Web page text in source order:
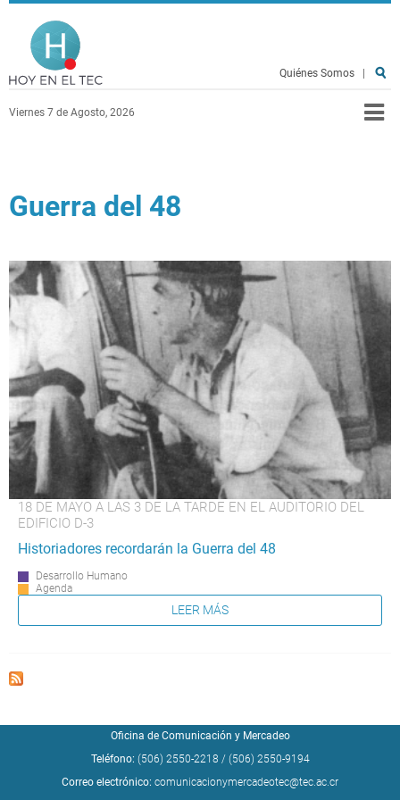
Pasar al contenido principal
Viernes 7 de Agosto, 2026
Quiénes Somos
Guerra del 48
18 DE MAYO A LAS 3 DE LA TARDE EN EL AUDITORIO DEL
EDIFICIO D-3
Historiadores recordarán la Guerra del 48
Desarrollo Humano
Agenda
LEER MÁS
Oficina de Comunicación y Mercadeo
Teléfono: (506) 2550-2218 / (506) 2550-9194
Correo electrónico: comunicacionymercadeotec@tec.ac.cr